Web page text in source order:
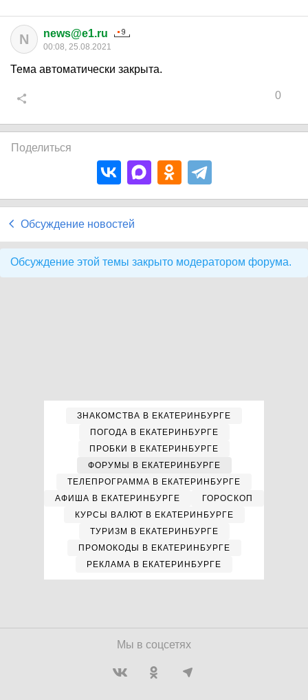
N news@e1.ru
00:08, 25.08.2021
Тема автоматически закрыта.
0
Поделиться
Обсуждение новостей
Обсуждение этой темы закрыто модератором форума.
ЗНАКОМСТВА В ЕКАТЕРИНБУРГЕ
ПОГОДА В ЕКАТЕРИНБУРГЕ
ПРОБКИ В ЕКАТЕРИНБУРГЕ
ФОРУМЫ В ЕКАТЕРИНБУРГЕ
ТЕЛЕПРОГРАММА В ЕКАТЕРИНБУРГЕ
АФИША В ЕКАТЕРИНБУРГЕ
ГОРОСКОП
КУРСЫ ВАЛЮТ В ЕКАТЕРИНБУРГЕ
ТУРИЗМ В ЕКАТЕРИНБУРГЕ
ПРОМОКОДЫ В ЕКАТЕРИНБУРГЕ
РЕКЛАМА В ЕКАТЕРИНБУРГЕ
Мы в соцсетях